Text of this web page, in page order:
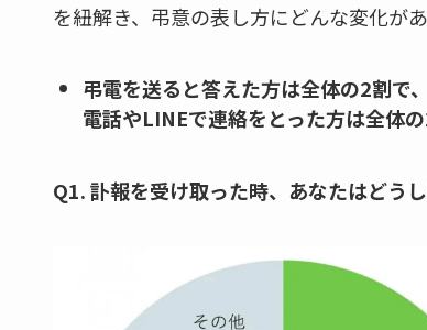
を紐解き、弔意の表し方にどんな変化が
弔電を送ると答えた方は全体の2割で
電話やLINEで連絡をとった方は全体
Q1. 訃報を受け取った時、あなたはどう